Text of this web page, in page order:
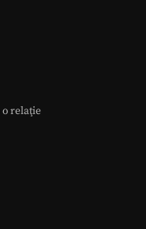
o relaţie